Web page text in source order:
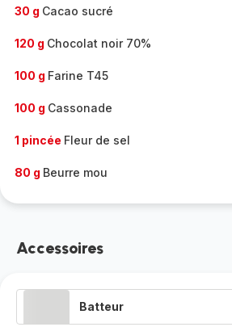
30 g Cacao sucré
120 g Chocolat noir 70%
100 g Farine T45
100 g Cassonade
1 pincée Fleur de sel
80 g Beurre mou
Accessoires
Batteur